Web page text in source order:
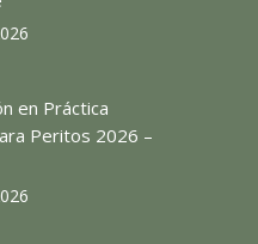
en Práctica
Peritos 2026 –